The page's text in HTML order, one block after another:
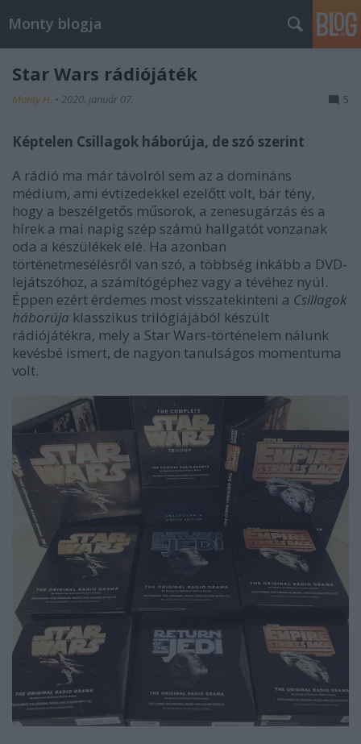
Monty blogja
Star Wars rádiójáték
Monty H. • 2020. január 07. 5
Képtelen Csillagok háborúja, de szó szerint
A rádió ma már távolról sem az a domináns
médium, ami évtizedekkel ezelőtt volt, bár tény,
hogy a beszélgetős műsorok, a zenesugárzás és a
hírek a mai napig szép számú hallgatót vonzanak
oda a készülékek elé. Ha azonban
történetmesélésről van szó, a többség inkább a DVD-
lejátszóhoz, a számítógéphez vagy a tévéhez nyúl.
Éppen ezért érdemes most visszatekinteni a Csillagok
háborúja klasszikus trilógiájából készült
rádiójátékra, mely a Star Wars-történelem nálunk
kevésbé ismert, de nagyon tanulságos momentuma
volt.